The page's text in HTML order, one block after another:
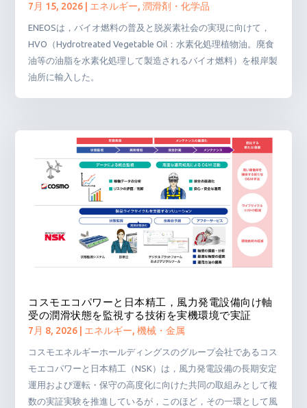
7月 15, 2026 エネルギー,潤滑剤・化学品
ENEOSは，バイオ燃料の普及と脱炭素社会の実現に向けて，
HVO（Hydrotreated Vegetable Oil：水素化処理植物油。廃食
油等の油脂を水素化処理して製造されるバイオ燃料）を根岸製
油所に輸入した。
コスモエコパワーと日本精工，風力発電設備向け軸
受の潤滑状態を監視する技術を実機環境で実証
7月 8, 2026 エネルギー,機械・金属
コスモエネルギーホールディングスのグループ会社であるコス
モエコパワーと日本精工（NSK）は，風力発電設備の長期安定
運用および運転・保守の高度化に向けた共同の取組みとして複
数の実証実験を推進しているが，このほど，その一環として風